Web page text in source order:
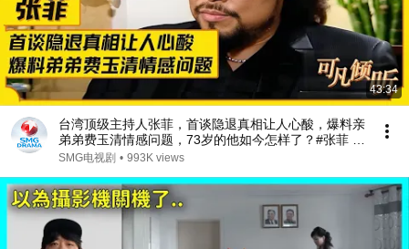
43:34
台湾顶级主持人张菲，首谈隐退真相让人心酸，爆料亲
弟弟费玉清情感问题，73岁的他如今怎样了？#张菲 #
费玉清 #可凡倾听 FULL
SMG电视剧 • 993K views